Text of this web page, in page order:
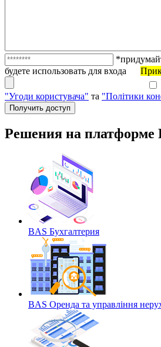
будете использовать для входа
"Угоди користувача" та "Політики
Решения на платформе
BAS Бухгалтерия
BAS Оренда та управління